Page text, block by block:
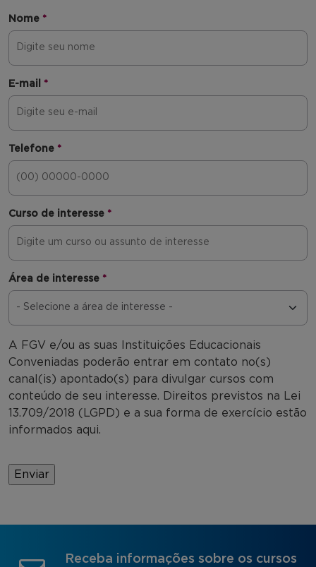
Nome *
E-mail *
Telefone *
Curso de interesse *
Área de interesse *
A FGV e/ou as suas Instituições Educacionais
Conveniadas poderão entrar em contato no(s)
canal(is) apontado(s) para divulgar cursos com
conteúdo de seu interesse. Direitos previstos na Lei
13.709/2018 (LGPD) e a sua forma de exercício estão
informados aqui.
Receba informações sobre os cursos